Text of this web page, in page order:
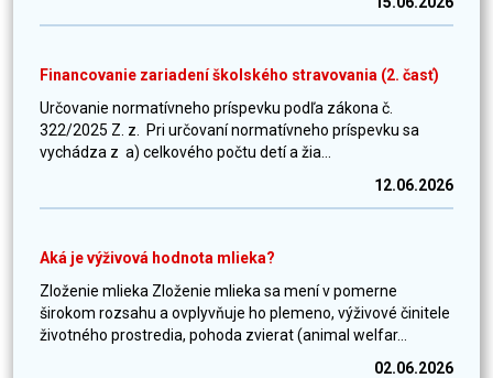
Financovanie zariadení školského stravovania (2. časť)
Určovanie normatívneho príspevku podľa zákona č.
322/2025 Z. z. Pri určovaní normatívneho príspevku sa
vychádza z a) celkového počtu detí a žia...
12.06.2026
Aká je výživová hodnota mlieka?
Zloženie mlieka Zloženie mlieka sa mení v pomerne
širokom rozsahu a ovplyvňuje ho plemeno, výživové činitele
životného prostredia, pohoda zvierat (animal welfar...
02.06.2026